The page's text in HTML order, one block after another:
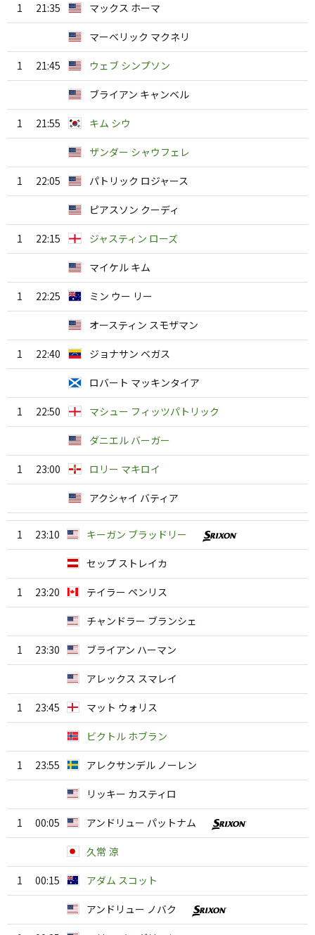
1 21:35 マックス ホーマ
マーベリック マクネリ
1 21:45 ウェブ シンプソン
ブライアン キャンベル
1 21:55 キム シウ
ザンダー シャウフェレ
1 22:05 パトリック ロジャース
ピアスソン クーディ
1 22:15 ジャスティン ローズ
マイケル キム
1 22:25 ミン ウー リー
オースティン スモザマン
1 22:40 ジョナサン ベガス
ロバート マッキンタイア
1 22:50 マシュー フィッツパトリック
ダニエル バーガー
1 23:00 ロリー マキロイ
アクシャイ バティア
1 23:10 キーガン ブラッドリー
セップ ストレイカ
1 23:20 テイラー ペンリス
チャンドラー ブランシェ
1 23:30 ブライアン ハーマン
アレックス スマレイ
1 23:45 マット ウォリス
ビクトル ホブラン
1 23:55 アレクサンデル ノーレン
リッキー カスティロ
1 00:05 アンドリュー パットナム
久常 涼
1 00:15 アダム スコット
アンドリュー ノバク